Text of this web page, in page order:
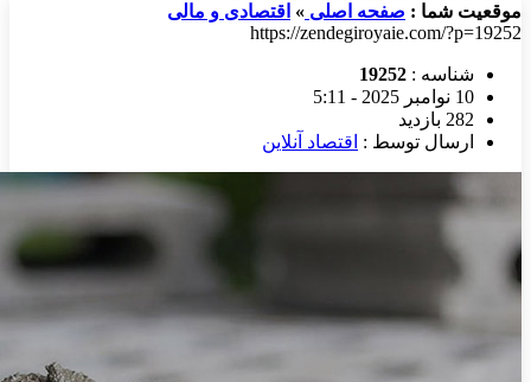
موقعیت شما : صفحه اصلی » اقتصادی و مالی
https://zendegiroyaie.com/?p=19252
شناسه : 19252
10 نوامبر 2025 - 5:11
282 بازدید
ارسال توسط : اقتصاد آنلاین